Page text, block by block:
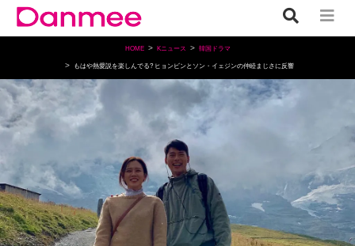
HOME Kニュース 韓国ドラマ
もはや熱愛説を楽しんでる? ヒョンビンとソン・イェジンの仲睦まじさに反響